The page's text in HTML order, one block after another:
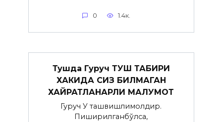
0 1.4к.
Тушда Гуруч ТУШ ТАБИРИ
ХАКИДА СИЗ БИЛМАГАН
ХАЙРАТЛАНАРЛИ МАЛУМОТ
Гуруч У ташвишлимолдир.
Пиширилганбўлса,